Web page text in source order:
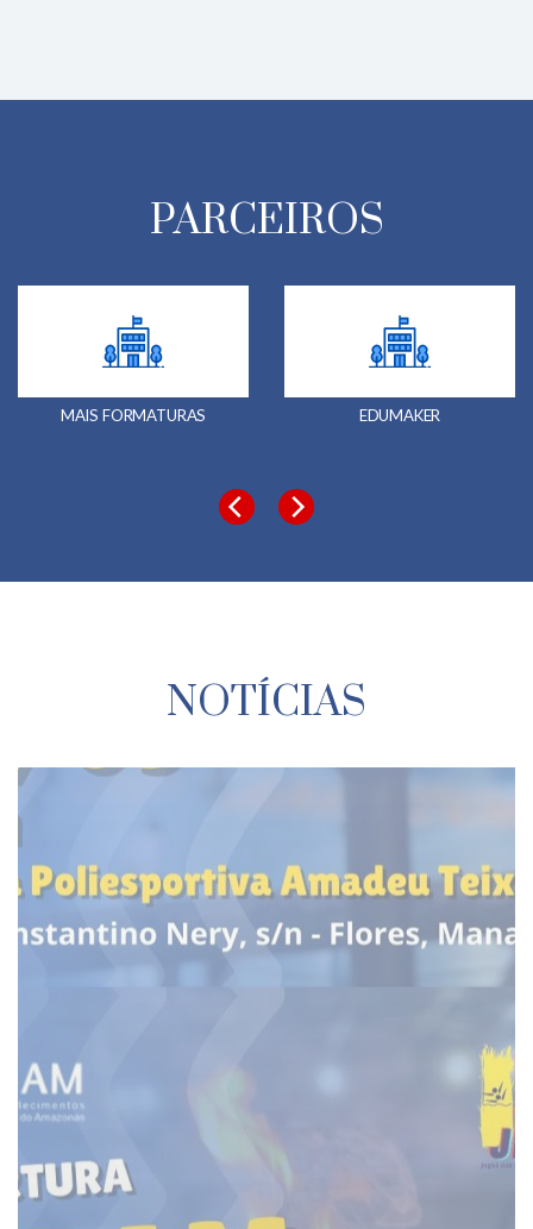
PARCEIROS
MAIS FORMATURAS EDUMAKER
NOTÍCIAS